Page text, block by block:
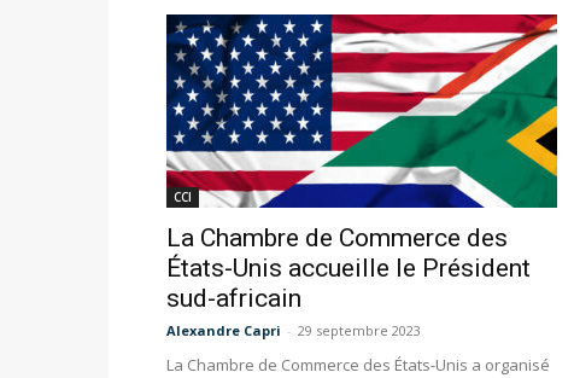
CCI
La Chambre de Commerce des
États-Unis accueille le Président
sud-africain
Alexandre Capri - 29 septembre 2023
La Chambre de Commerce des États-Unis a organisé